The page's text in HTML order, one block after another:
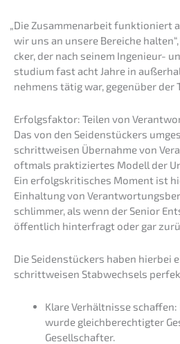
„Die Zusam­men­ar­beit funktio­niert
wir uns an unsere Berei­che
cker, der nach seinem Ingenieur-
stu­di­um fast acht Jahre in
neh­mens tätig war, gegen­über der
Erfolgs­fak­tor: Teilen von
Das von den Seiden­stückers
schritt­wei­sen Übernah­me von
oftmals prakti­zier­tes Modell der
Ein erfolgs­kri­ti­sches Moment ist
Einhal­tung von
schlim­mer, als wenn der Senior
öffent­lich hinter­fragt oder gar
Die Seiden­stückers haben hierbei
schritt­wei­sen Stabwech­sels
Klare Verhält­nis­se
wurde gleich­be­rech­tig­ter
Gesellschafter.